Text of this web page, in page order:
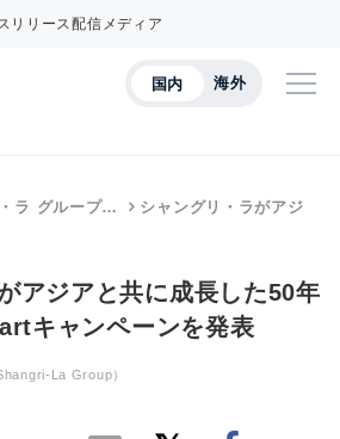
リリース配信メディア
国内 海外
ラ グループ… シャングリ・ラがアジ
アジアと共に成長した50年
キャンペーンを発表
La Group）